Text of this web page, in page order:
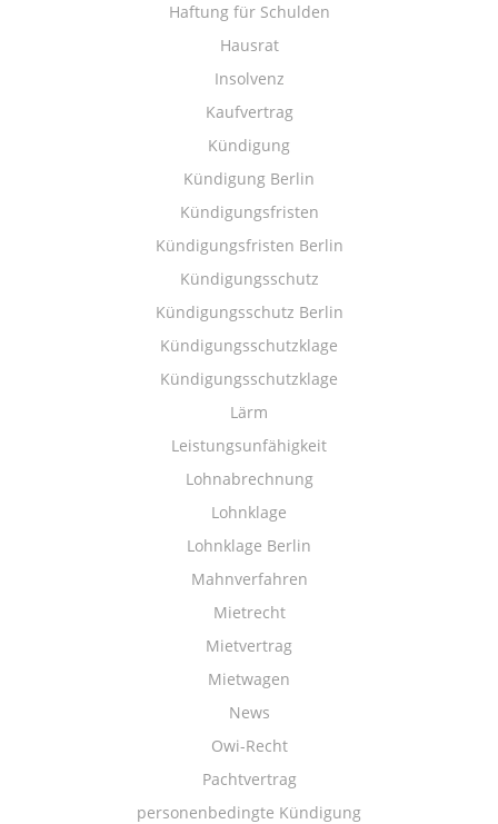
Haftung für Schulden
Hausrat
Insolvenz
Kaufvertrag
Kündigung
Kündigung Berlin
Kündigungsfristen
Kündigungsfristen Berlin
Kündigungsschutz
Kündigungsschutz Berlin
Kündigungsschutzklage
Kündigungsschutzklage
Lärm
Leistungsunfähigkeit
Lohnabrechnung
Lohnklage
Lohnklage Berlin
Mahnverfahren
Mietrecht
Mietvertrag
Mietwagen
News
Owi-Recht
Pachtvertrag
personenbedingte Kündigung